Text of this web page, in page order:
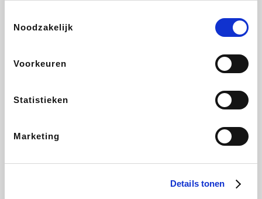
Noodzakelijk
Voorkeuren
Statistieken
Marketing
Details tonen
Lufthansa
CheapTickets.be DeubaXXL